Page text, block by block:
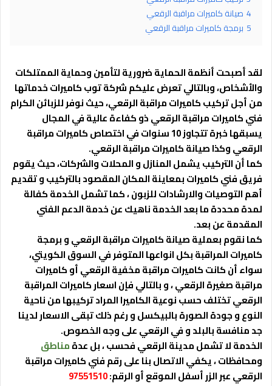
4 صيانة كاميرات مراقبة الرقعي
5 برمجة كاميرات مراقبة الرقعي
لقد أصبحت أنظمة الحماية ضرورية لتأمين وحماية الممتلكات
والأشخاص، وبالتالي تعرض عليكم شركة توب كاميرات خدماتها
من أجل تركيب كاميرات مراقبة الرقعي، حيث نوفر للزبائن الكرام
فني كاميرات مراقبة الرقعي ذو كفاءة عالية في المجال
يسبقها خبرة تتجاوز 10 سنوات في اختصاص كاميرات مراقبة
الرقعي وكذا صيانة كاميرات مراقبة الرقعي.
كما أن التركيب يشمل المنازل و المحلات والشركات، حيث يقوم
فريق فني كاميرات بمعاينة المكان المقصود بالتركيب و تقديم
أهم التوصيات والارشادات للزبون ، كما تشمل الخدمة كفالة
لمدة محددة ما بعد الخدمة ناهيك عن خدمة الدعم الفني
المقدمة عن بعد.
كما نقوم بعملية صيانة كاميرات مراقبة الرقعي و برمجة
كاميرات المراقبة بكل انواعها المتوفر في السوق الكويتي،
سواء أن كانت كاميرات مراقبة مخفية الرقعي أو كاميرات
مراقبة صغيرة الرقعي ، و بالتالي فإن اسعار كاميرات المراقبة
الرقعي تختلف حسب نوعية الكاميرا المراد تركيبها من ناحية
النوع و جودة الصورة بالبيكسل و رغم ذلك تبقى الاسعار لدينا
جد منافسة بالبلد و في الرقعي على وجه الخصوص.
الخدمة لا تشمل مدينة الرقعي فحسب ، بل عدةمناطق
ومحافظات ، يكفي الاتصال بنا على رقم فني كاميرات مراقبة
الرقعي عبر الزر أسفل الموقع أو الرقم:97551510